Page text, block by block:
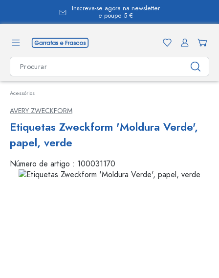
Inscreva-se agora na newsletter
e poupe 5 €
Acessórios
AVERY ZWECKFORM
Etiquetas Zweckform 'Moldura Verde',
papel, verde
Número de artigo : 100031170